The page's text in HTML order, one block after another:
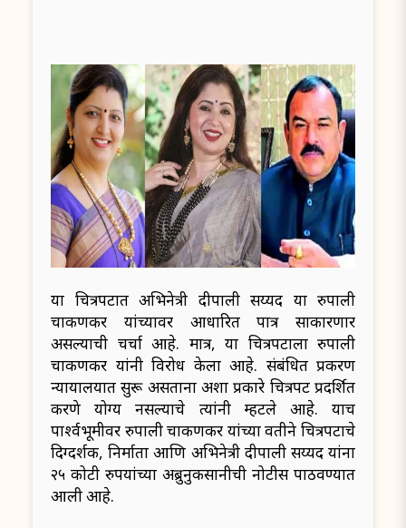
या चित्रपटात अभिनेत्री दीपाली सय्यद या रुपाली
चाकणकर यांच्यावर आधारित पात्र साकारणार
असल्याची चर्चा आहे. मात्र, या चित्रपटाला रुपाली
चाकणकर यांनी विरोध केला आहे. संबंधित प्रकरण
न्यायालयात सुरू असताना अशा प्रकारे चित्रपट प्रदर्शित
करणे योग्य नसल्याचे त्यांनी म्हटले आहे. याच
पार्श्वभूमीवर रुपाली चाकणकर यांच्या वतीने चित्रपटाचे
दिग्दर्शक, निर्माता आणि अभिनेत्री दीपाली सय्यद यांना
२५ कोटी रुपयांच्या अब्रुनुकसानीची नोटीस पाठवण्यात
आली आहे.